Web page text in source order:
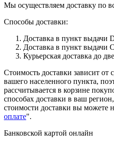
Мы осуществляем доставку по
Способы доставки:
Доставка в пункт выдачи
Доставка в пункт выдачи
Курьерская доставка до
Стоимость доставки зависит от
вашего населенного пункта,
рассчитывается в корзине
способах доставки в ваш
стоимости доставки вы можете
оплате".
Банковской картой онлайн